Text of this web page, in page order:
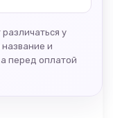
у
и
перед оплатой